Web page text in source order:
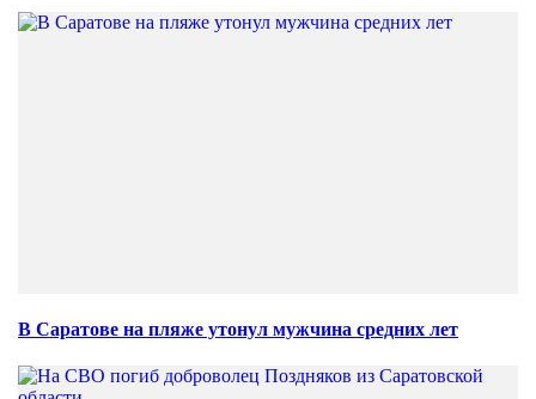
В Саратове на пляже утонул мужчина средних лет